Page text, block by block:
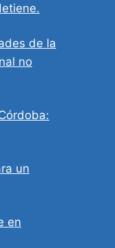
de la
no
un
en